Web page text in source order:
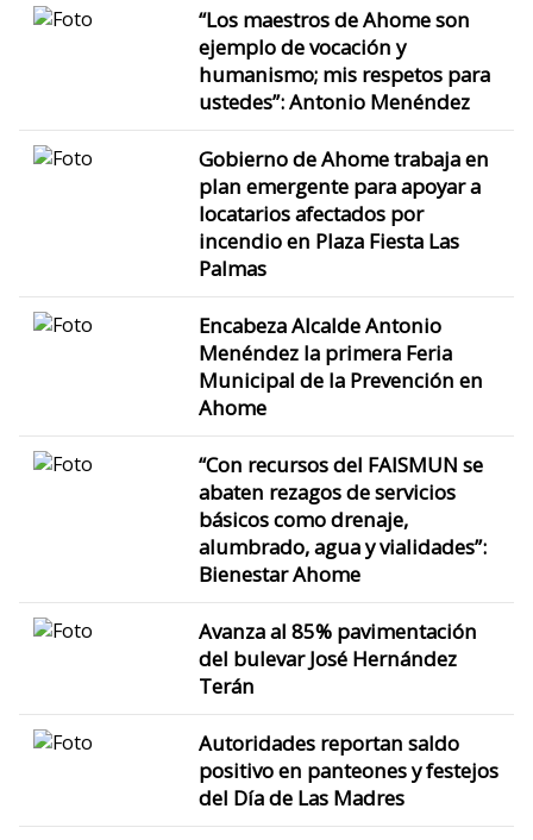
“Los maestros de Ahome son
ejemplo de vocación y
humanismo; mis respetos para
ustedes”: Antonio Menéndez
Gobierno de Ahome trabaja en
plan emergente para apoyar a
locatarios afectados por
incendio en Plaza Fiesta Las
Palmas
Encabeza Alcalde Antonio
Menéndez la primera Feria
Municipal de la Prevención en
Ahome
“Con recursos del FAISMUN se
abaten rezagos de servicios
básicos como drenaje,
alumbrado, agua y vialidades”:
Bienestar Ahome
Avanza al 85% pavimentación
del bulevar José Hernández
Terán
Autoridades reportan saldo
positivo en panteones y festejos
del Día de Las Madres